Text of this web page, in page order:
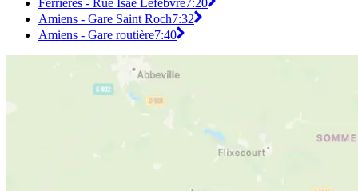
Ferrières - Rue Isaë Lefèbvre7:20
Amiens - Gare Saint Roch7:32
Amiens - Gare routière7:40